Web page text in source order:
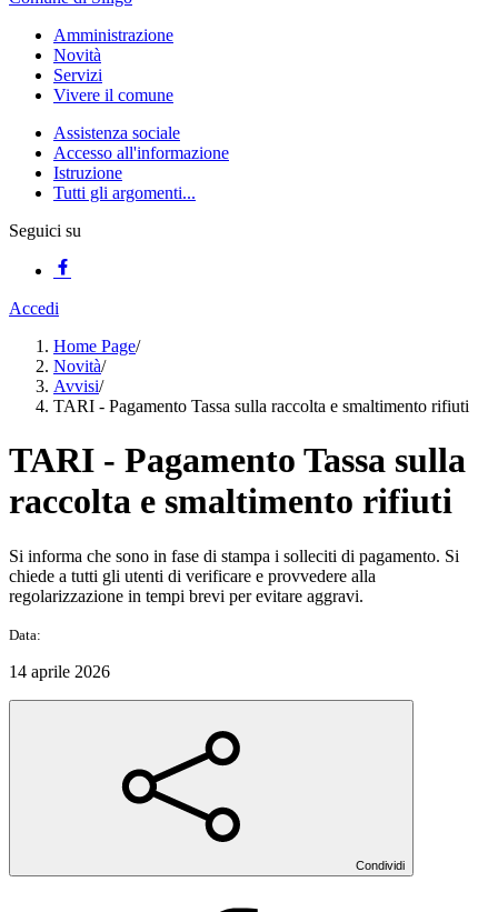
Amministrazione
Novità
Servizi
Vivere il comune
Assistenza sociale
Accesso all'informazione
Istruzione
Tutti gli argomenti...
Seguici su
Accedi
Home Page/
Novità/
Avvisi/
TARI - Pagamento Tassa sulla raccolta e smaltimento rifiuti
TARI - Pagamento Tassa sulla
raccolta e smaltimento rifiuti
Si informa che sono in fase di stampa i solleciti di pagamento. Si
chiede a tutti gli utenti di verificare e provvedere alla
regolarizzazione in tempi brevi per evitare aggravi.
Data:
14 aprile 2026
Condividi